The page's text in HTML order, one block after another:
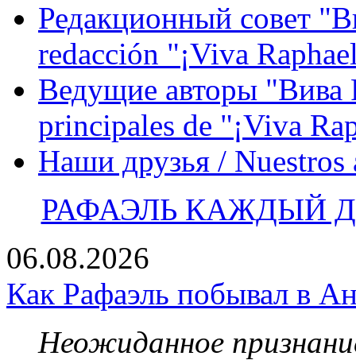
Редакционный совет
redacción "¡Viva
Ведущие авторы "Вива
principales de "¡Viva
Наши друзья / Nuestros
РАФАЭЛЬ КАЖДЫЙ
06.08.2026
Как Рафаэль побывал в
Неожиданное